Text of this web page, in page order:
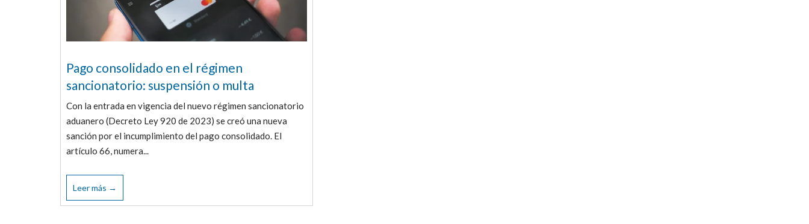
Pago consolidado en el régimen
sancionatorio: suspensión o multa
Con la entrada en vigencia del nuevo régimen sancionatorio
aduanero (Decreto Ley 920 de 2023) se creó una nueva
sanción por el incumplimiento del pago consolidado. El
artículo 66, numera...
Leer más →